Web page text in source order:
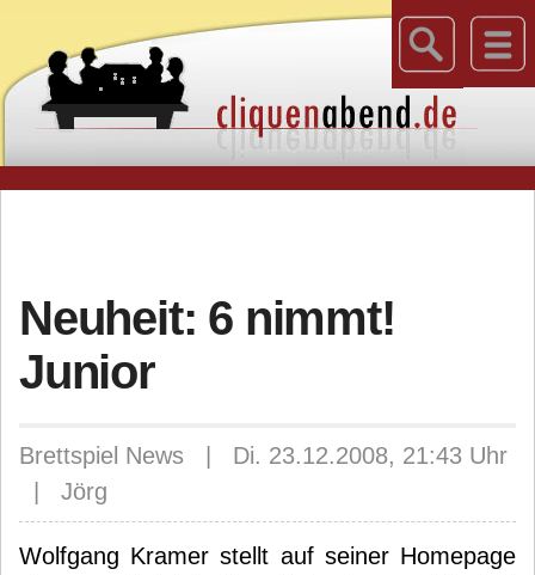
Neuheit: 6 nimmt!
Junior
Brettspiel News | Di. 23.12.2008, 21:43 Uhr
| Jörg
Wolfgang Kramer stellt auf seiner Homepage